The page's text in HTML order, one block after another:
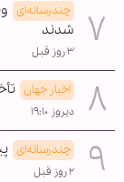
چندرسانه‌ای
شدند
۳ روز قبل
اخبار جهان
دیروز ۱۹:۱۰
چندرسانه‌ای
۲ روز قبل